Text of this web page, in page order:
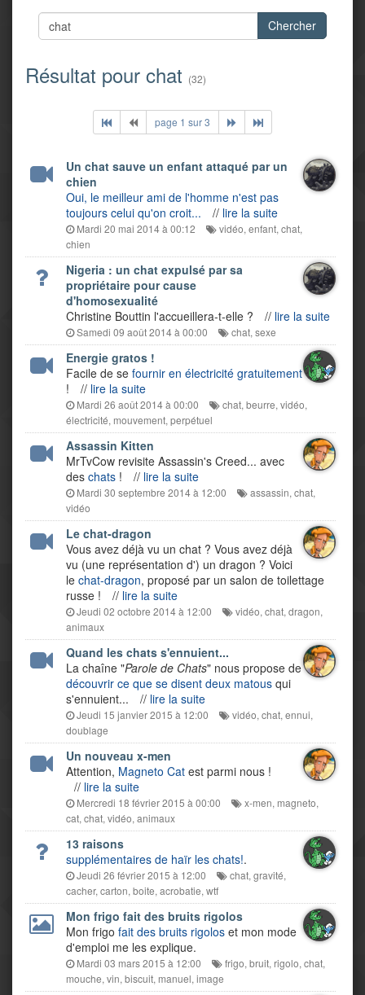
Chercher
Résultat pour chat (32)
page 1 sur 3
Un chat sauve un enfant attaqué par un
chien
Oui, le meilleur ami de l'homme n'est pas
toujours celui qu'on croit...
// lire la suite
Mardi 20 mai 2014 à 00:12 vidéo, enfant, chat,
chien
Nigeria : un chat expulsé par sa
propriétaire pour cause
d'homosexualité
Christine Bouttin l'accueillera-t-elle ?
// lire la suite
Samedi 09 août 2014 à 00:00 chat, sexe
Energie gratos !
Facile de se fournir en électricité gratuitement
!
// lire la suite
Mardi 26 août 2014 à 00:00 chat, beurre, vidéo,
électricité, mouvement, perpétuel
Assassin Kitten
MrTvCow revisite Assassin's Creed... avec
des chats ! // lire la suite
Mardi 30 septembre 2014 à 12:00 assassin, chat,
vidéo
Le chat-dragon
Vous avez déjà vu un chat ? Vous avez déjà
vu (une représentation d') un dragon ? Voici
le chat-dragon, proposé par un salon de toilettage
russe !
// lire la suite
Jeudi 02 octobre 2014 à 12:00 vidéo, chat, dragon,
animaux
Quand les chats s'ennuient...
La chaîne "Parole de Chats" nous propose de
découvrir ce que se disent deux matous qui
s'ennuient...
// lire la suite
Jeudi 15 janvier 2015 à 12:00 vidéo, chat, ennui,
doublage
Un nouveau x-men
Attention, Magneto Cat est parmi nous !
// lire la suite
Mercredi 18 février 2015 à 00:00 x-men, magneto,
cat, chat, vidéo, animaux
13 raisons
supplémentaires de haïr les chats!.
Jeudi 26 février 2015 à 12:00 chat, gravité,
cacher, carton, boite, acrobatie, wtf
Mon frigo fait des bruits rigolos
Mon frigo fait des bruits rigolos et mon mode
d'emploi me les explique.
Mardi 03 mars 2015 à 12:00 frigo, bruit, rigolo, chat,
mouche, vin, biscuit, manuel, image